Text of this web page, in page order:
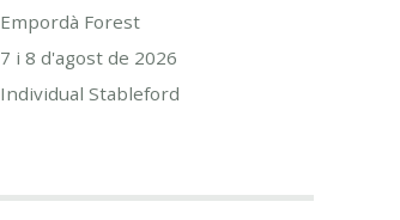
Empordà Forest
7 i 8 d'agost de 2026
Individual Stableford